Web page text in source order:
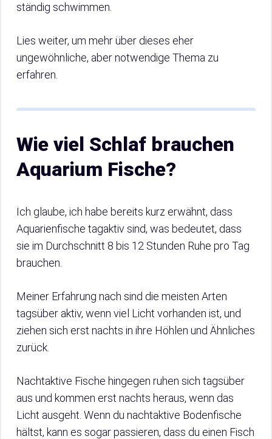
ständig schwimmen.
Lies weiter, um mehr über dieses eher
ungewöhnliche, aber notwendige Thema zu
erfahren.
Wie viel Schlaf brauchen
Aquarium Fische?
Ich glaube, ich habe bereits kurz erwähnt, dass
Aquarienfische tagaktiv sind, was bedeutet, dass
sie im Durchschnitt 8 bis 12 Stunden Ruhe pro Tag
brauchen.
Meiner Erfahrung nach sind die meisten Arten
tagsüber aktiv, wenn viel Licht vorhanden ist, und
ziehen sich erst nachts in ihre Höhlen und Ähnliches
zurück.
Nachtaktive Fische hingegen ruhen sich tagsüber
aus und kommen erst nachts heraus, wenn das
Licht ausgeht. Wenn du nachtaktive Bodenfische
hältst, kann es sogar passieren, dass du einen Fisch